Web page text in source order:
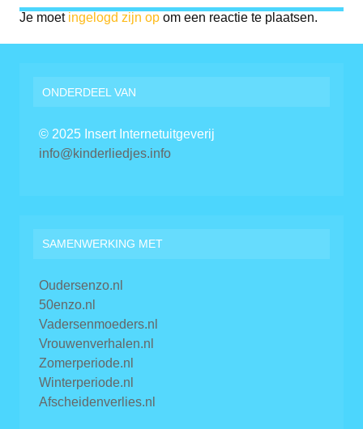
Je moet ingelogd zijn op om een reactie te plaatsen.
ONDERDEEL VAN
© 2025 Insert Internetuitgeverij
info@kinderliedjes.info
SAMENWERKING MET
Oudersenzo.nl
50enzo.nl
Vadersenmoeders.nl
Vrouwenverhalen.nl
Zomerperiode.nl
Winterperiode.nl
Afscheidenverlies.nl